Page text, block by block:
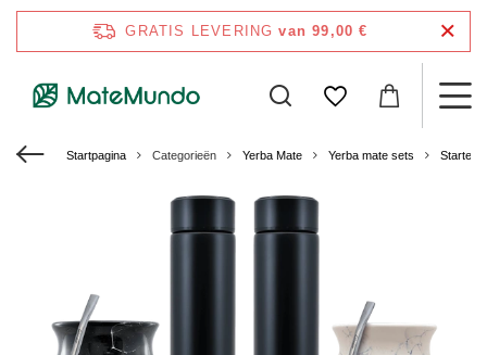
GRATIS LEVERING van 99,00 €
Startpagina Categorieën Yerba Mate Yerba mate sets